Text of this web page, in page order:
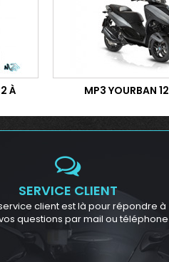
À MP3 YOURBAN
SERVICE CLIENT
client est là pour répondre à
questions par mail ou téléphone